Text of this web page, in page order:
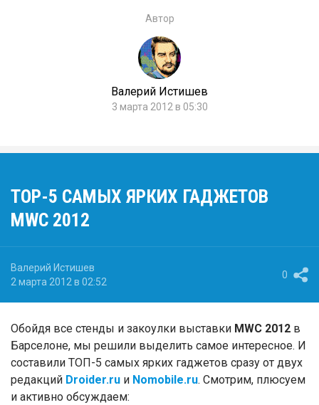
Автор
Валерий Истишев
3 марта 2012 в 05:30
TOP-5 САМЫХ ЯРКИХ ГАДЖЕТОВ
MWC 2012
Валерий Истишев
2 марта 2012 в 02:52
0
Обойдя все стенды и закоулки выставки MWC 2012 в
Барселоне, мы решили выделить самое интересное. И
составили ТОП-5 самых ярких гаджетов сразу от двух
редакций Droider.ru и Nomobile.ru. Смотрим, плюсуем
и активно обсуждаем: